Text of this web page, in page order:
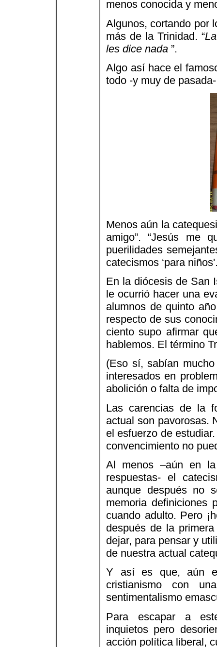
menos conocida y
Algunos, cortando por
más de la Trinidad. “
les dice nada ”.
Algo así hace el
todo -y muy de
Menos aún la
amigo”. “Jesús me
puerilidades
catecismos ‘para
En la diócesis de San
le ocurrió hacer una
alumnos de quinto
respecto de sus
ciento supo afirmar
hablemos. El término
(Eso sí, sabían mucho
interesados en
abolición o falta de
Las carencias de la
actual son pavorosas.
el esfuerzo de
convencimiento no
Al menos –aún en
respuestas- el
aunque después no
memoria definiciones
cuando adulto. Pero
después de la
dejar, para pensar y
de nuestra actual
Y así es que, aún
cristianismo con
sentimentalismo
Para escapar a
inquietos pero
acción política liberal,